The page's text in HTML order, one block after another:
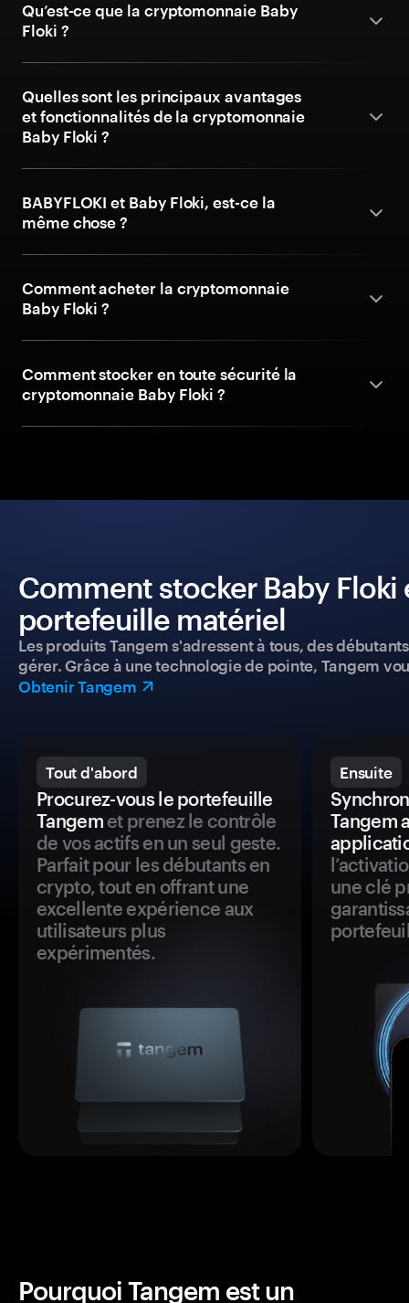
Qu’est-ce que la cryptomonnaie Baby
Floki ?
Quelles sont les principaux avantages
et fonctionnalités de la cryptomonnaie
Baby Floki ?
BABYFLOKI et Baby Floki, est-ce la
même chose ?
Comment acheter la cryptomonnaie
Baby Floki ?
Comment stocker en toute sécurité la
cryptomonnaie Baby Floki ?
Comment stocker Baby
portefeuille matériel
Les produits Tangem s'adressent à tous, des
gérer. Grâce à une technologie de pointe, Tangem
Obtenir Tangem
Tout d'abord
Procurez-vous le portefeuille
Tangemet prenez le contrôle
de vos actifs en un seul geste.
Parfait pour les débutants en
crypto, tout en offrant une
excellente expérience aux
utilisateurs plus
expérimentés.
Ensuite
Tangem
une clé
Pourquoi Tangem est un